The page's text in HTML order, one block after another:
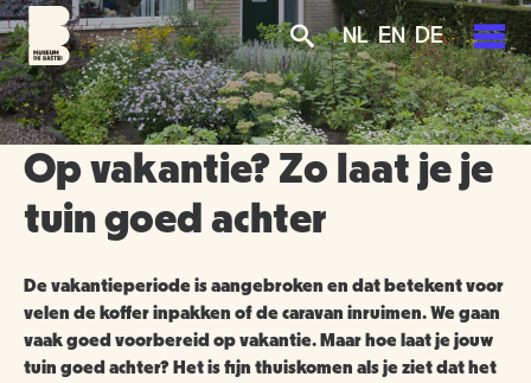
Overslaan
en
naar
de
inhoud
gaan
Skip
to
main
navigation
Skip
to
search
NL EN DE
PLAN JE BEZOEK
TICKETS
ENTREEPRIJZEN
AGENDA
OVER ONS
MISSIE EN VISIE
GROENMAKERS
KOOP TICKETS
Op vakantie? Zo laat je je
tuin goed achter
De vakantieperiode is aangebroken en dat betekent voor
velen de koffer inpakken of de caravan inruimen. We gaan
vaak goed voorbereid op vakantie. Maar hoe laat je jouw
tuin goed achter? Het is fijn thuiskomen als je ziet dat het